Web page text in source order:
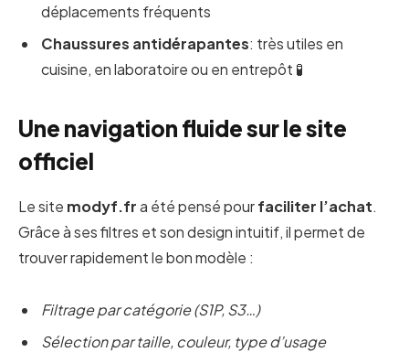
déplacements fréquents
Chaussures antidérapantes: très utiles en
cuisine, en laboratoire ou en entrepôt 🧪
Une navigation fluide sur le site
officiel
Le site modyf.fra été pensé pourfaciliter l’achat.
Grâce à ses filtres et son design intuitif, il permet de
trouver rapidement le bon modèle :
Filtrage par catégorie (S1P, S3…)
Sélection par taille, couleur, type d’usage